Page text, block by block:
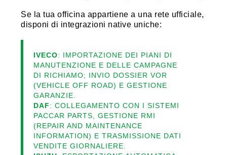
Se la tua officina appartiene a una rete ufficiale,
disponi di integrazioni native uniche:
IVECO: IMPORTAZIONE DEI PIANI DI
MANUTENZIONE E DELLE CAMPAGNE
DI RICHIAMO; INVIO DOSSIER VOR
(VEHICLE OFF ROAD) E GESTIONE
GARANZIE.
DAF: COLLEGAMENTO CON I SISTEMI
PACCAR PARTS, GESTIONE RMI
(REPAIR AND MAINTENANCE
INFORMATION) E TRASMISSIONE DATI
VENDITE GIORNALIERE.